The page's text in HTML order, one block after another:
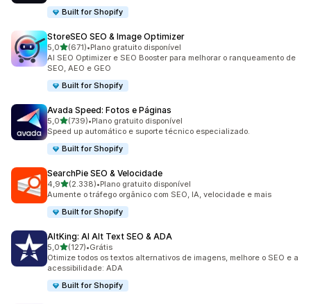
Built for Shopify
StoreSEO SEO & Image Optimizer
5,0de 5 estrelas
(671)
671 avaliações ao todo
•Plano gratuito disponível
AI SEO Optimizer e SEO Booster para melhorar o ranqueamento de
SEO, AEO e GEO
Built for Shopify
Avada Speed: Fotos e Páginas
5,0de 5 estrelas
(739)
739 avaliações ao todo
•Plano gratuito disponível
Speed up automático e suporte técnico especializado.
Built for Shopify
SearchPie SEO & Velocidade
4,9de 5 estrelas
(2.338)
2338 avaliações ao todo
•Plano gratuito disponível
Aumente o tráfego orgânico com SEO, IA, velocidade e mais
Built for Shopify
AltKing: AI Alt Text SEO & ADA
5,0de 5 estrelas
(127)
127 avaliações ao todo
•Grátis
Otimize todos os textos alternativos de imagens, melhore o SEO e a
acessibilidade: ADA
Built for Shopify